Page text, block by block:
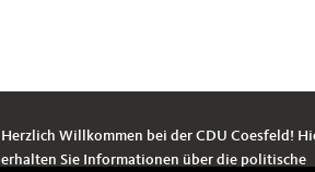
Herzlich Willkommen bei der CDU Coesfeld!
erhalten Sie Informationen über die politische